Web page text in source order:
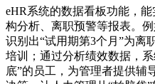
eHR系统的数据看板功能，
构分析、离职预警等报表。
识别出“试用期第3个月”为离
培训；通过分析绩效数据，
底”的员工，为管理者提供辅